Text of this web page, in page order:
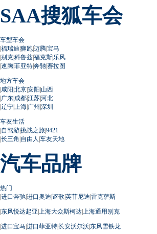
SAA搜狐车会
车型车会
|福瑞迪|狮跑|迈腾|宝马
|别克|科鲁兹|福克斯|乐风
|速腾|菲亚特|奔驰|赛拉图
地方车会
|咸阳|北京|安阳|山西
|广东|成都|江苏|河北
|辽宁| 上海|广州 |深圳
车友生活
|自驾游|挑战之旅|9421
|长三角 |自由人 |车友天地
汽车品牌
热门
|进口奔驰|进口奥迪|讴歌|英菲尼迪|雷克萨斯
|东风悦达起亚| 上海大众斯柯达| 上海通用别克
|进口宝马|进口菲亚特|长安沃尔沃|东风雪铁龙